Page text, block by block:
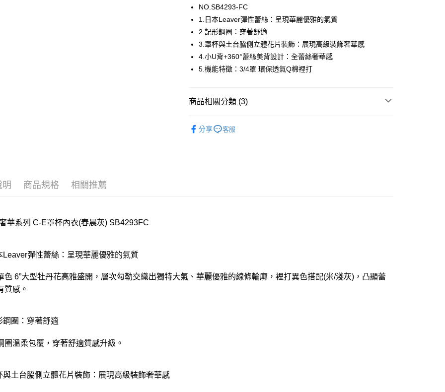
NO.SB4293-FC
1.日本Leaver彈性蕾絲：呈現華麗優雅的氣質
2.記形鋼圈：穿著舒適
3.罩杯與土台脇側立體花片裝飾：展現高級裝飾奢華感
4.小U背+360°蕾絲美背設計：全蕾絲奢華感
5.機能特徵：3/4罩 環保透氣Q棉裡打
商品相關分類 (3)
分享 客服
明 商品規格 相關推薦
華系列 C-E罩杯內衣(春晨灰) SB4293FC
Leaver彈性蕾絲：呈現華麗優雅的氣質
色 6”大型牡丹花高雅盛開，層次勾勒交織出獨特大氣、華麗優雅的線條輪廓，裡打異色搭配(米/淺灰)，凸顯蕾
質感。
鋼圈：穿著舒適
圈溫柔包覆，穿著舒適質感升級。
與土台脇側立體花片裝飾：展現高級裝飾奢華感